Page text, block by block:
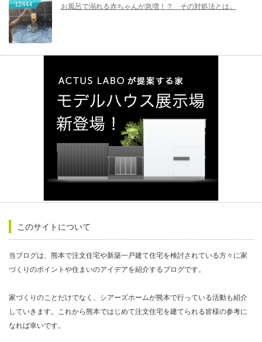
12444 お風呂で溺れる赤ちゃんが急増！？ その対処法とは。
このサイトについて
当ブログは、熊本で注文住宅や新築一戸建て住宅を検討されている方々に家
づくりのポイントや住まいのアイデアを紹介するブログです。
家づくりのことだけでなく、シアーズホームが熊本で行っている活動も紹介
していきます。これから熊本ではじめて注文住宅を建てられる皆様の参考に
なれば幸いです。